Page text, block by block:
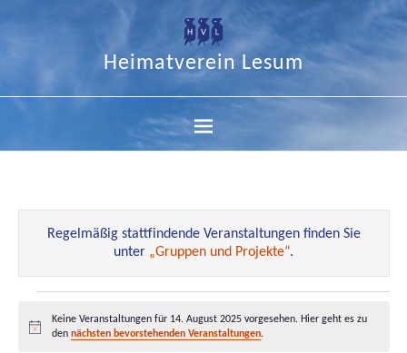
Heimatverein Lesum
Regelmäßig stattfindende Veranstaltungen finden Sie
unter „Gruppen und Projekte“.
Hinweis
Keine Veranstaltungen für 14. August 2025 vorgesehen. Hier geht es zu
dennächsten bevorstehenden Veranstaltungen.